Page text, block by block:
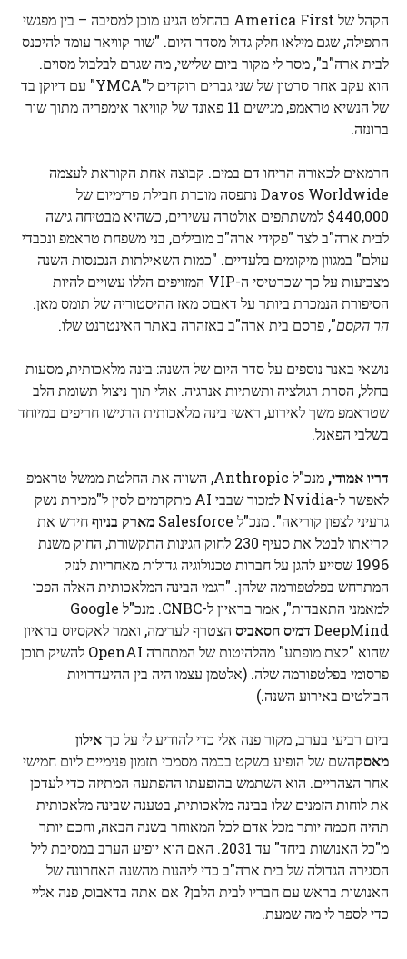
הקהל של America First בהחלט הגיע מוכן למסיבה – בין מפגשי
התפילה, שגם מילאו חלק גדול מסדר היום. "שור קוויאר עומד להיכנס
לבית ארה"ב", מסר לי מקור ביום שלישי, מה שגרם לבלבול מסוים.
הוא עקב אחר סרטון של שני גברים רוקדים ל"YMCA" עם דיוקן בד
של הנשיא טראמפ, מגישים 11 פאונד של קוויאר אימפריה מתוך שור
ברונזה.
הרמאים לכאורה הריחו דם במים. קבוצה אחת הקוראת לעצמה
Davos Worldwide נתפסה מוכרת חבילת פרימיום של
$440,000 למשתתפים אולטרה עשירים, כשהיא מבטיחה גישה
לבית ארה"ב לצד "פקידי ארה"ב מובילים, בני משפחת טראמפ ונכבדי
עולם" במגוון מיקומים בלעדיים. "כמות השאילתות הנכנסות השנה
מצביעות על כך שכרטיסי ה-VIP המזויפים הללו עשויים להיות
הסיפורת הנמכרת ביותר על דאבוס מאז ההיסטוריה של תומס מאן.
הר הקסם", פרסם בית ארה"ב באזהרה באתר האינטרנט שלו.
נושאי באנר נוספים על סדר היום של השנה: בינה מלאכותית, מסעות
בחלל, הסרת רגולציה ותשתיות אנרגיה. אולי תוך ניצול תשומת הלב
שטראמפ משך לאירוע, ראשי בינה מלאכותית הרגישו חריפים במיוחד
בשלבי הפאנל.
דריו אמודי,
מנכ"ל Anthropic, השווה את החלטת ממשל טראמפ
לאפשר ל-Nvidia למכור שבבי AI מתקדמים לסין ל"מכירת נשק
גרעיני לצפון קוריאה". מנכ"ל Salesforce
מארק בניוףחידש את
קריאתו לבטל את סעיף 230 לחוק הגינות התקשורת, החוק משנת
1996 שסייע להגן על חברות טכנולוגיה גדולות מאחריות לנזק
המתרחש בפלטפורמה שלהן. "דגמי הבינה המלאכותית האלה הפכו
למאמני התאבדות", אמר בראיון ל-CNBC. מנכ"ל Google
DeepMind דמיס חסאביס הצטרף לערימה, ואמר לאקסיוס בראיון
שהוא "קצת מופתע" מהלהיטות של המתחרה OpenAI להשיק תוכן
פרסומי בפלטפורמה שלה. (אלטמן עצמו היה בין ההיעדרויות
הבולטים באירוע השנה.)
ביום רביעי בערב, מקור פנה אלי כדי להודיע ​​לי על כךאילון
מאסקהשם של הופיע בשקט בכמה מסמכי תזמון פנימיים ליום חמישי
אחר הצהריים. הוא השתמש בהופעתו ההפתעה המתיזה כדי לעדכן
את לוחות הזמנים שלו בבינה מלאכותית, בטענה שבינה מלאכותית
תהיה חכמה יותר מכל אדם לכל המאוחר בשנה הבאה, וחכם יותר
מ"כל האנושות ביחד" עד 2031. האם הוא יופיע הערב במסיבת ליל
הסגירה הגדולה של בית ארה"ב כדי ליהנות מהשנה האחרונה של
האנושות בראש עם חבריו לבית הלבן? אם אתה בדאבוס, פנה אליי
כדי לספר לי מה שמעת.